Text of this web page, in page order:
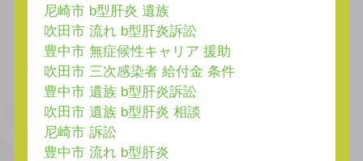
尼崎市 b型肝炎 遺族
吹田市 流れ b型肝炎訴訟
豊中市 無症候性キャリア 援助
吹田市 三次感染者 給付金 条件
豊中市 遺族 b型肝炎訴訟
吹田市 遺族 b型肝炎 相談
尼崎市 訴訟
豊中市 流れ b型肝炎